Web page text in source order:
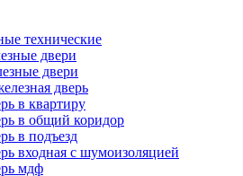
технические
двери
двери
дверь
в квартиру
в общий коридор
в подъезд
входная с шумоизоляцией
мдф